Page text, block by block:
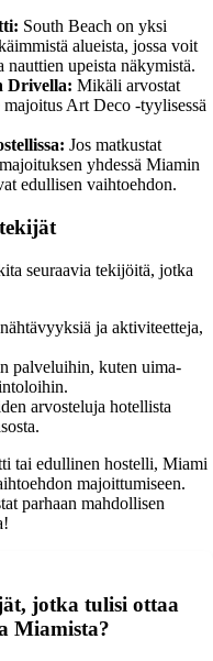
South Beach on yksi
alueista, jossa voit
nauttien upeista näkymistä.
Drivella: Mikäli arvostat
Art Deco -tyylisessä
Jos matkustat
yhdessä Miamin
edullisen vaihtoehdon.
seuraavia tekijöitä, jotka
ja aktiviteetteja,
palveluihin, kuten uima-
arvosteluja hotellista
tai edullinen hostelli, Miami
majoittumiseen.
parhaan mahdollisen
jotka tulisi ottaa
Miamista?